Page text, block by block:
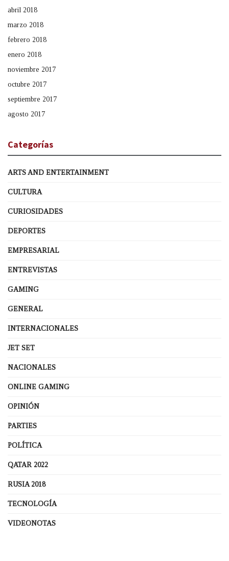
abril 2018
marzo 2018
febrero 2018
enero 2018
noviembre 2017
octubre 2017
septiembre 2017
agosto 2017
Categorías
ARTS AND ENTERTAINMENT
CULTURA
CURIOSIDADES
DEPORTES
EMPRESARIAL
ENTREVISTAS
GAMING
GENERAL
INTERNACIONALES
JET SET
NACIONALES
ONLINE GAMING
OPINIÓN
PARTIES
POLÍTICA
QATAR 2022
RUSIA 2018
TECNOLOGÍA
VIDEONOTAS